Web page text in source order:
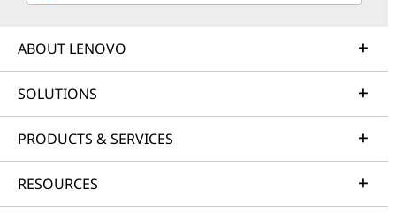
ABOUT LENOVO
SOLUTIONS
PRODUCTS & SERVICES
RESOURCES